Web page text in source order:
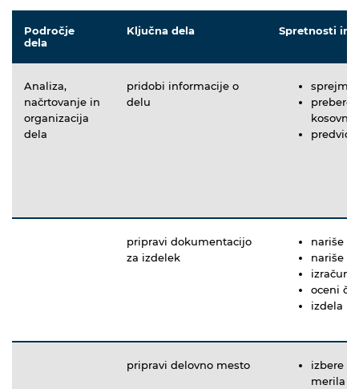
Področje
dela
Ključna dela Spretnosti in
Analiza,
načrtovanje in
organizacija
dela
pridobi informacije o
delu
sprejme
prebere
predvidi
pripravi dokumentacijo
za izdelek
nariše
nariše
oceni
izdela
pripravi delovno mesto
izbere
merila